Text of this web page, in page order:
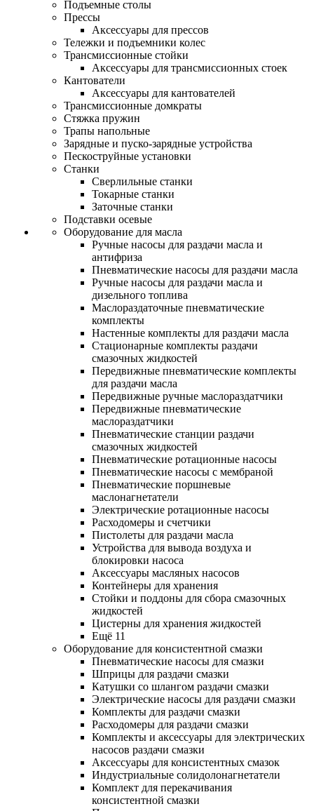
Подъемные столы
Прессы
Аксессуары для прессов
Тележки и подъемники колес
Трансмиссионные стойки
Аксессуары для трансмиссионных стоек
Кантователи
Аксессуары для кантователей
Трансмиссионные домкраты
Стяжка пружин
Трапы напольные
Зарядные и пуско-зарядные устройства
Пескоструйные установки
Станки
Сверлильные станки
Токарные станки
Заточные станки
Подставки осевые
Оборудование для масла
Ручные насосы для раздачи масла и
антифриза
Пневматические насосы для раздачи масла
Ручные насосы для раздачи масла и
дизельного топлива
Маслораздаточные пневматические
комплекты
Настенные комплекты для раздачи масла
Стационарные комплекты раздачи
смазочных жидкостей
Передвижные пневматические комплекты
для раздачи масла
Передвижные ручные маслораздатчики
Передвижные пневматические
маслораздатчики
Пневматические станции раздачи
смазочных жидкостей
Пневматические ротационные насосы
Пневматические насосы с мембраной
Пневматические поршневые
маслонагнетатели
Электрические ротационные насосы
Расходомеры и счетчики
Пистолеты для раздачи масла
Устройства для вывода воздуха и
блокировки насоса
Аксессуары масляных насосов
Контейнеры для хранения
Стойки и поддоны для сбора смазочных
жидкостей
Цистерны для хранения жидкостей
Ещё 11
Оборудование для консистентной смазки
Пневматические насосы для смазки
Шприцы для раздачи смазки
Катушки со шлангом раздачи смазки
Электрические насосы для раздачи смазки
Комплекты для раздачи смазки
Расходомеры для раздачи смазки
Комплекты и аксессуары для электрических
насосов раздачи смазки
Аксессуары для консистентных смазок
Индустриальные солидолонагнетатели
Комплект для перекачивания
консистентной смазки